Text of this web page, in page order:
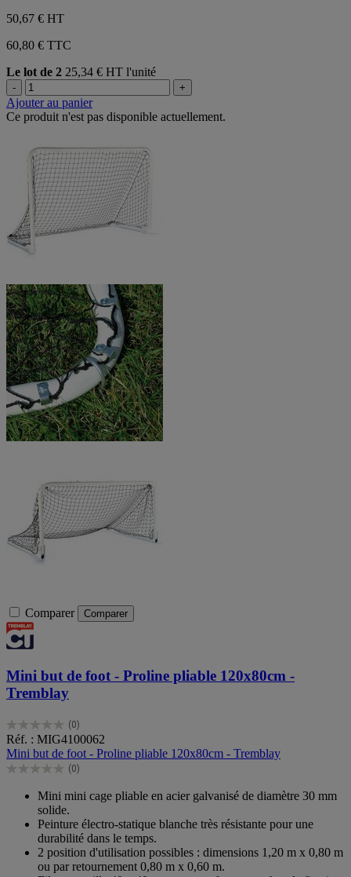
50,67 € HT
60,80 € TTC
Le lot de 2 25,34 € HT l'unité
- +
Ajouter au panier
Ce produit n'est pas disponible actuellement.
Comparer Comparer
Mini but de foot - Proline pliable 120x80cm -
Tremblay
(0)
0.0
sur
5
étoiles.
Réf. : MIG4100062
Mini but de foot - Proline pliable 120x80cm - Tremblay
(0)
0.0
étoiles.
Mini mini cage pliable en acier galvanisé de diamètre 30 mm
solide.
Peinture électro-statique blanche très résistante pour une
durabilité dans le temps.
2 position d'utilisation possibles : dimensions 1,20 m x 0,80 m
ou par retournement 0,80 m x 0,60 m.